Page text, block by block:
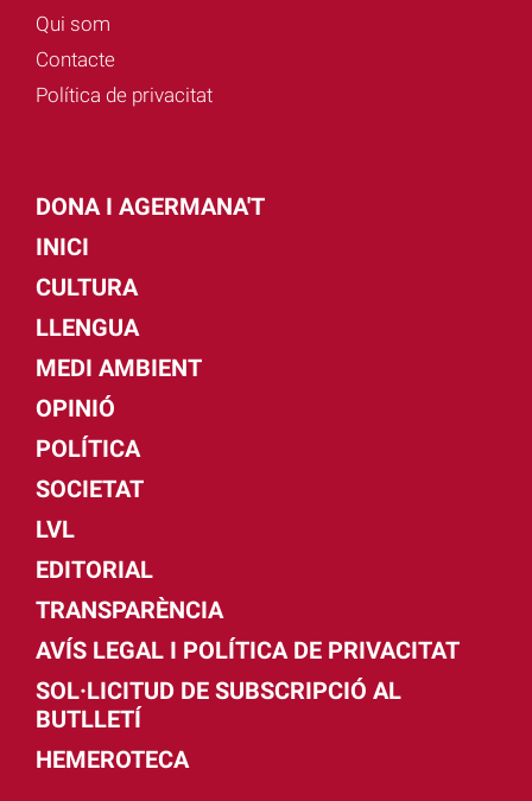
Qui som
Contacte
Política de privacitat
DONA I AGERMANA'T
INICI
CULTURA
LLENGUA
MEDI AMBIENT
OPINIÓ
POLÍTICA
SOCIETAT
LVL
EDITORIAL
TRANSPARÈNCIA
AVÍS LEGAL I POLÍTICA DE PRIVACITAT
SOL·LICITUD DE SUBSCRIPCIÓ AL
BUTLLETÍ
HEMEROTECA